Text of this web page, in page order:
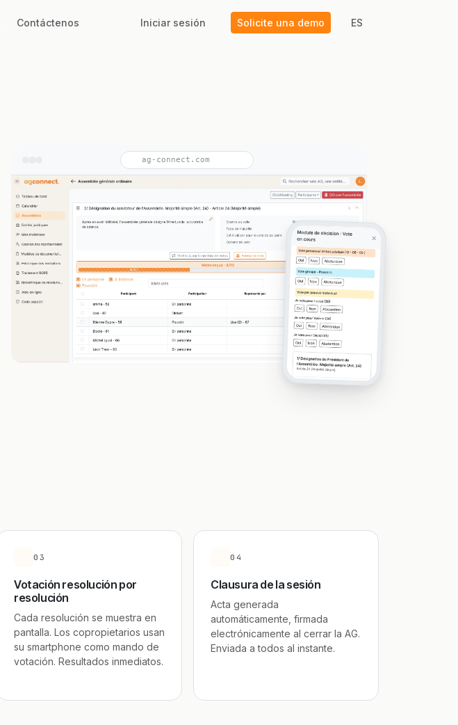
Contáctenos Iniciar sesión Solicite una demo ES
ag-connect.com
03
Votación resolución por
resolución
Cada resolución se muestra en
pantalla. Los copropietarios usan
su smartphone como mando de
votación. Resultados inmediatos.
04
Clausura de la sesión
Acta generada
automáticamente, firmada
electrónicamente al cerrar la AG.
Enviada a todos al instante.